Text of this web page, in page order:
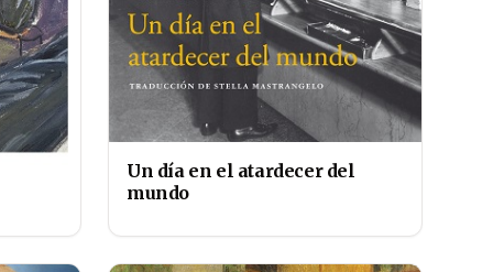
Un día en el atardecer del
mundo